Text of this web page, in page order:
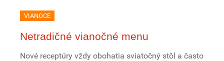
VIANOCE
Netradičné vianočné menu
Nové receptúry vždy obohatia sviatočný stôl a často